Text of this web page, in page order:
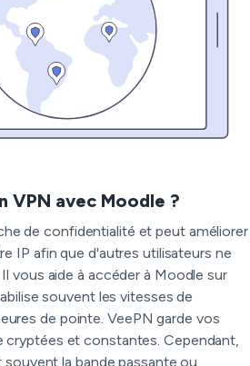
VPN avec Moodle ?
de confidentialité et peut améliorer
IP afin que d'autres utilisateurs ne
vous aide à accéder à Moodle sur
souvent les vitesses de
de pointe. VeePN garde vos
cryptées et constantes. Cependant,
la bande passante ou